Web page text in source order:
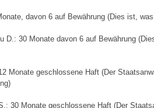
davon 6 auf Bewährung (Dies ist,
D.: 30 Monate davon 6 auf Bewährung
Monate geschlossene Haft (Der
30 Monate geschlossene Haft (Der